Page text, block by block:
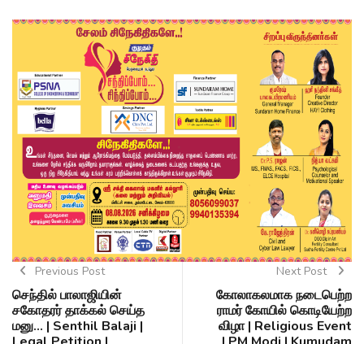
Previous Post
செந்தில் பாலாஜியின்
சகோதரர் தாக்கல் செய்த
மனு... | Senthil Balaji |
Next Post
கோலாகலமாக நடைபெற்ற
ராமர் கோயில் கொடியேற்ற
விழா | Religious Event